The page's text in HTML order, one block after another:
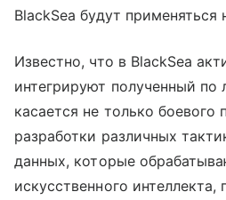
BlackSea будут применяться
Известно, что в BlackSea
интегрируют полученный
касается не только боевого
разработки различных
данных, которые
искусственного